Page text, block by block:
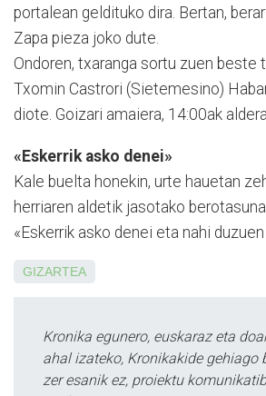
portalean geldituko dira. Bertan,
Zapa pieza joko dute.
Ondoren, txaranga sortu zuen beste
Txomin Castrori (Sieteme­sino)
diote. Goizari amaiera, 14:00ak
«Eskerrik asko denei»
Kale buelta honekin, urte hauetan
herriaren aldetik jasotako
«Eskerrik asko denei eta nahi duzuen
GIZARTEA
Kronika egunero, euskaraz eta
ahal izateko, Kronikakide gehiago
zer esanik ez, proiektu